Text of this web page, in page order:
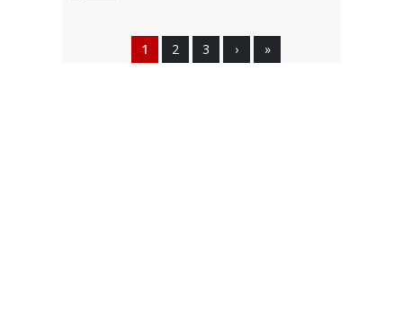
1 2 3 › »